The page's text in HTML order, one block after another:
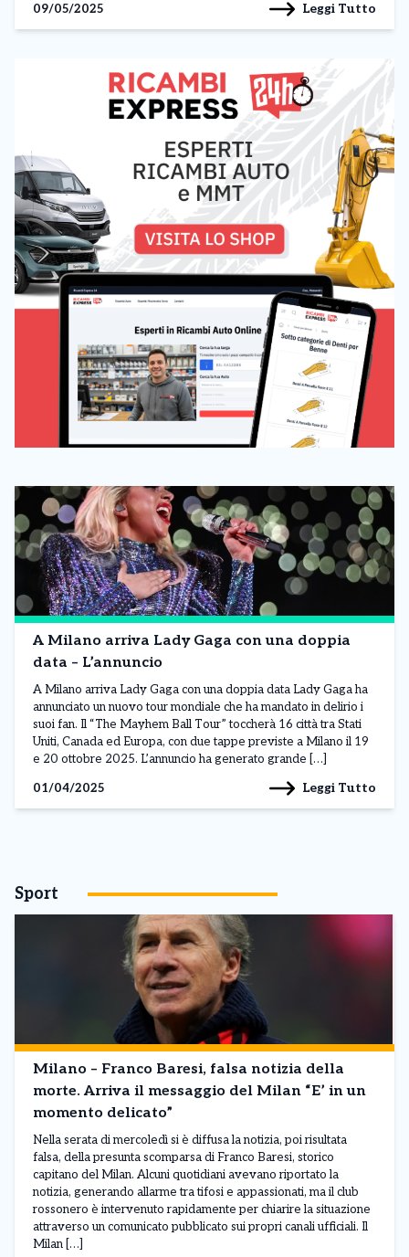
09/05/2025
Leggi Tutto
A Milano arriva Lady Gaga con una doppia
data – L’annuncio
A Milano arriva Lady Gaga con una doppia data Lady Gaga ha
annunciato un nuovo tour mondiale che ha mandato in delirio i
suoi fan. Il “The Mayhem Ball Tour” toccherà 16 città tra Stati
Uniti, Canada ed Europa, con due tappe previste a Milano il 19
e 20 ottobre 2025. L’annuncio ha generato grande […]
01/04/2025
Leggi Tutto
Sport
Milano – Franco Baresi, falsa notizia della
morte. Arriva il messaggio del Milan “E’ in un
momento delicato”
Nella serata di mercoledì si è diffusa la notizia, poi risultata
falsa, della presunta scomparsa di Franco Baresi, storico
capitano del Milan. Alcuni quotidiani avevano riportato la
notizia, generando allarme tra tifosi e appassionati, ma il club
rossonero è intervenuto rapidamente per chiarire la situazione
attraverso un comunicato pubblicato sui propri canali ufficiali. Il
Milan […]